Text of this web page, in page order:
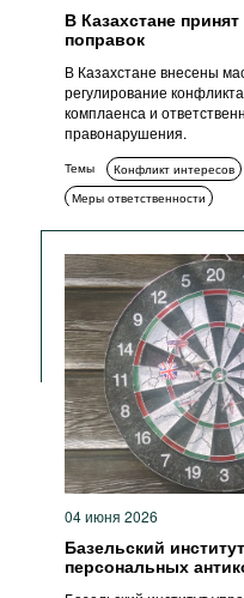
В Казахстане
поправок
В Казахстане внесены
регулирование
комплаенса и
правонарушения.
Темы Конфликт интересов
Меры ответственности
04 июня 2026
Базельский
персональных